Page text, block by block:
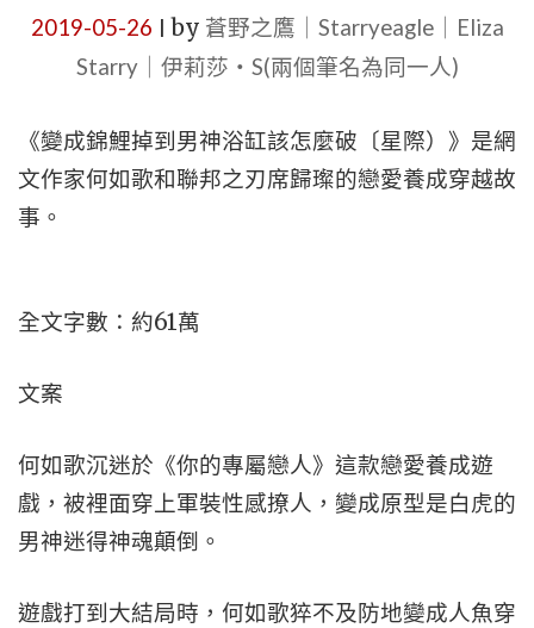
2019-05-26 by 蒼野之鷹｜Starryeagle｜Eliza
Starry｜伊莉莎・S(兩個筆名為同一人)
《變成錦鯉掉到男神浴缸該怎麼破〔星際）》是網
文作家何如歌和聯邦之刃席歸璨的戀愛養成穿越故
事。
全文字數：約61萬
文案
何如歌沉迷於《你的專屬戀人》這款戀愛養成遊
戲，被裡面穿上軍裝性感撩人，變成原型是白虎的
男神迷得神魂顛倒。
遊戲打到大結局時，何如歌猝不及防地變成人魚穿